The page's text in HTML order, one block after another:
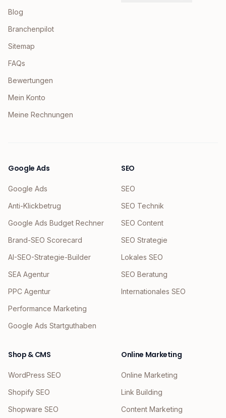
Blog
Branchenpilot
Sitemap
FAQs
Bewertungen
Mein Konto
Meine Rechnungen
Google Ads
Google Ads
Anti-Klickbetrug
Google Ads Budget Rechner
Brand-SEO Scorecard
AI-SEO-Strategie-Builder
SEA Agentur
PPC Agentur
Performance Marketing
Google Ads Startguthaben
SEO
SEO
SEO Technik
SEO Content
SEO Strategie
Lokales SEO
SEO Beratung
Internationales SEO
Shop & CMS
WordPress SEO
Shopify SEO
Shopware SEO
Online Marketing
Online Marketing
Link Building
Content Marketing